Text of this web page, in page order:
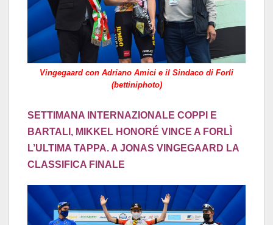
Vingegaard con Adriano Amici e il Sindaco di Forli
(bettiniphoto)
SETTIMANA INTERNAZIONALE COPPI E
BARTALI, MIKKEL HONORÉ VINCE A FORLÌ
L’ULTIMA TAPPA. A JONAS VINGEGAARD LA
CLASSIFICA FINALE